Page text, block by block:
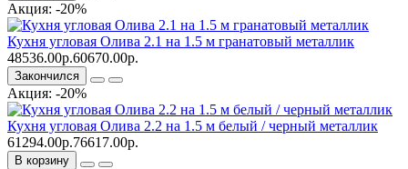
Акция: -20%
Кухня угловая Олива 2.1 на 1.5 м гранатовый металлик
48536.00р.60670.00р.
Закончился
Акция: -20%
Кухня угловая Олива 2.2 на 1.5 м белый / черный металлик
61294.00р.76617.00р.
В корзину